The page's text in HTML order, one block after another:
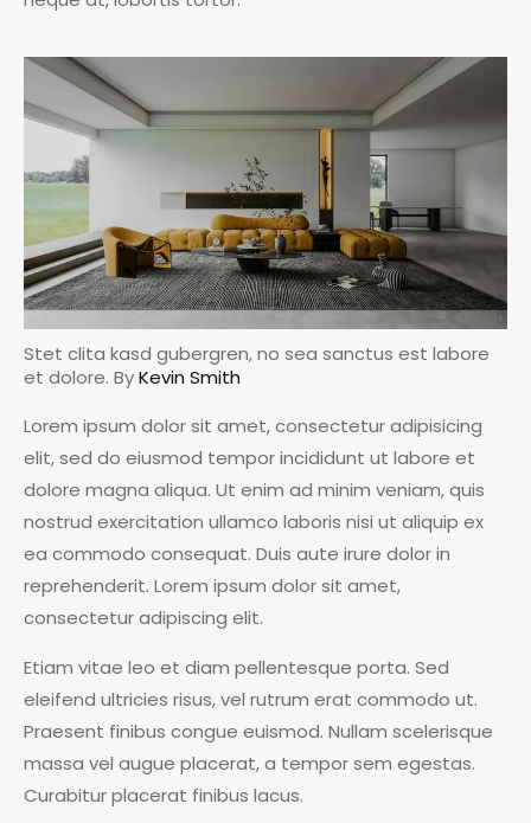
Stet clita kasd gubergren, no sea sanctus est labore
et dolore. ByKevin Smith
Lorem ipsum dolor sit amet, consectetur adipisicing
elit, sed do eiusmod tempor incididunt ut labore et
dolore magna aliqua. Ut enim ad minim veniam, quis
nostrud exercitation ullamco laboris nisi ut aliquip ex
ea commodo consequat. Duis aute irure dolor in
reprehenderit. Lorem ipsum dolor sit amet,
consectetur adipiscing elit.
Etiam vitae leo et diam pellentesque porta. Sed
eleifend ultricies risus, vel rutrum erat commodo ut.
Praesent finibus congue euismod. Nullam scelerisque
massa vel augue placerat, a tempor sem egestas.
Curabitur placerat finibus lacus.